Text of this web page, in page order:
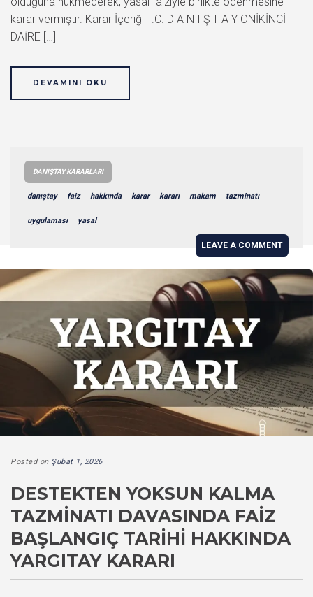
karar vermiştir. Karar İçeriği T.C. D A N I Ş T A Y ONİKİNCİ
DAİRE […]
DEVAMINI OKU
DANIŞTAY KARARLARI
danıştay faiz hakkında karar kararı makam tazminatı
uygulaması yasal
LEAVE A COMMENT
Posted on Şubat 1, 2026
DESTEKTEN YOKSUN KALMA
TAZMINATI DAVASINDA FAIZ
BAŞLANGIÇ TARIHI HAKKINDA
YARGITAY KARARI